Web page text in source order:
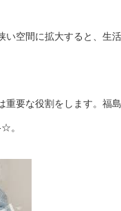
い空間に拡大すると、生
重要な役割をします。福
☆。